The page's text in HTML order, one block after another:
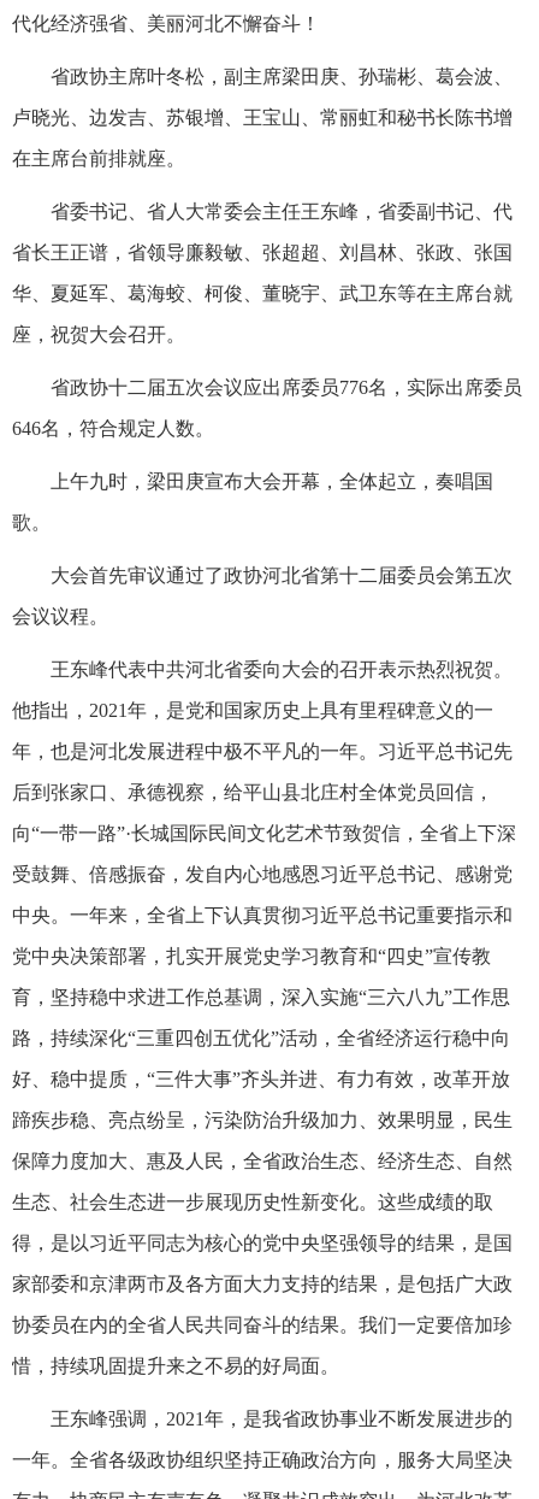
代化经济强省、美丽河北不懈奋斗！
省政协主席叶冬松，副主席梁田庚、孙瑞彬、葛会波、
卢晓光、边发吉、苏银增、王宝山、常丽虹和秘书长陈书增
在主席台前排就座。
省委书记、省人大常委会主任王东峰，省委副书记、代
省长王正谱，省领导廉毅敏、张超超、刘昌林、张政、张国
华、夏延军、葛海蛟、柯俊、董晓宇、武卫东等在主席台就
座，祝贺大会召开。
省政协十二届五次会议应出席委员776名，实际出席委员
646名，符合规定人数。
上午九时，梁田庚宣布大会开幕，全体起立，奏唱国
歌。
大会首先审议通过了政协河北省第十二届委员会第五次
会议议程。
王东峰代表中共河北省委向大会的召开表示热烈祝贺。
他指出，2021年，是党和国家历史上具有里程碑意义的一
年，也是河北发展进程中极不平凡的一年。习近平总书记先
后到张家口、承德视察，给平山县北庄村全体党员回信，
向“一带一路”·长城国际民间文化艺术节致贺信，全省上下深
受鼓舞、倍感振奋，发自内心地感恩习近平总书记、感谢党
中央。一年来，全省上下认真贯彻习近平总书记重要指示和
党中央决策部署，扎实开展党史学习教育和“四史”宣传教
育，坚持稳中求进工作总基调，深入实施“三六八九”工作思
路，持续深化“三重四创五优化”活动，全省经济运行稳中向
好、稳中提质，“三件大事”齐头并进、有力有效，改革开放
蹄疾步稳、亮点纷呈，污染防治升级加力、效果明显，民生
保障力度加大、惠及人民，全省政治生态、经济生态、自然
生态、社会生态进一步展现历史性新变化。这些成绩的取
得，是以习近平同志为核心的党中央坚强领导的结果，是国
家部委和京津两市及各方面大力支持的结果，是包括广大政
协委员在内的全省人民共同奋斗的结果。我们一定要倍加珍
惜，持续巩固提升来之不易的好局面。
王东峰强调，2021年，是我省政协事业不断发展进步的
一年。全省各级政协组织坚持正确政治方向，服务大局坚决